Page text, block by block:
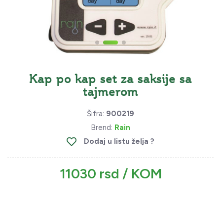
Kap po kap set za saksije sa
tajmerom
Šifra: 900219
Brend: Rain
Dodaj u listu želja ?
11030 rsd / KOM